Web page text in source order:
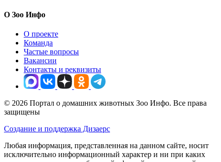
О Зоо Инфо
О проекте
Команда
Частые вопросы
Вакансии
Контакты и реквизиты
© 2026 Портал о домашних животных Зоо Инфо. Все права
защищены
Создание и поддержка Дизаерс
Любая информация, представленная на данном сайте, носит
исключительно информационный характер и ни при каких